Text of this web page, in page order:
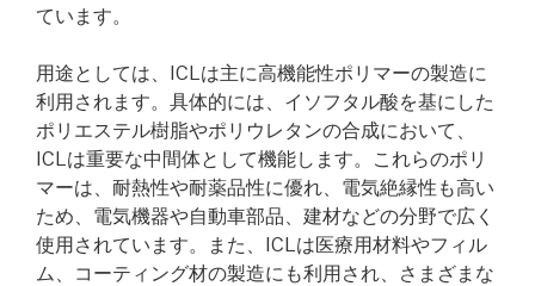
ています。
用途としては、ICLは主に高機能性ポリマーの製造に
利用されます。具体的には、イソフタル酸を基にした
ポリエステル樹脂やポリウレタンの合成において、
ICLは重要な中間体として機能します。これらのポリ
マーは、耐熱性や耐薬品性に優れ、電気絶縁性も高い
ため、電気機器や自動車部品、建材などの分野で広く
使用されています。また、ICLは医療用材料やフィル
ム、コーティング材の製造にも利用され、さまざまな